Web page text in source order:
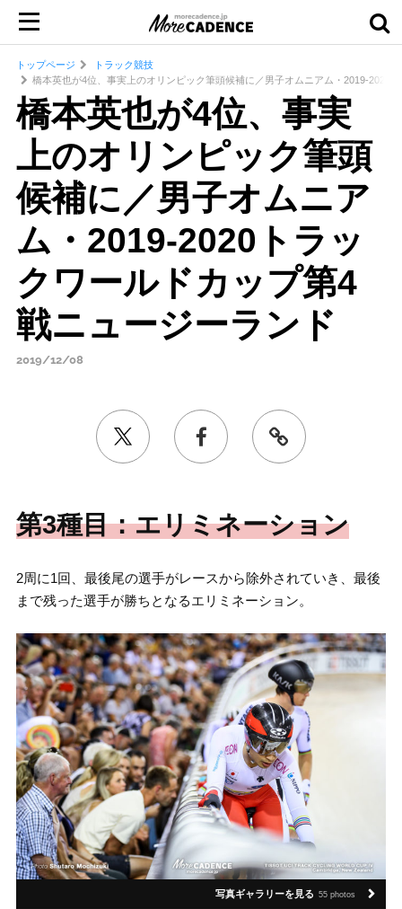
トップページ
トラック競技
橋本英也が4位、事実上のオリンピック筆頭候補に／男子オムニアム・2019-2020
橋本英也が4位、事実
上のオリンピック筆頭
候補に／男子オムニア
ム・2019-2020トラッ
クワールドカップ第4
戦ニュージーランド
2019/12/08
第3種目：エリミネーション
2周に1回、最後尾の選手がレースから除外されていき、最後
まで残った選手が勝ちとなるエリミネーション。
写真ギャラリーを見る 55 photos